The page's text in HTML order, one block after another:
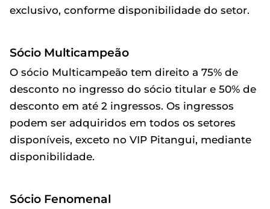
exclusivo, conforme disponibilidade do setor.
Sócio Multicampeão
O sócio Multicampeão tem direito a 75% de
desconto no ingresso do sócio titular e 50% de
desconto em até 2 ingressos. Os ingressos
podem ser adquiridos em todos os setores
disponíveis, exceto no VIP Pitangui, mediante
disponibilidade.
Sócio Fenomenal